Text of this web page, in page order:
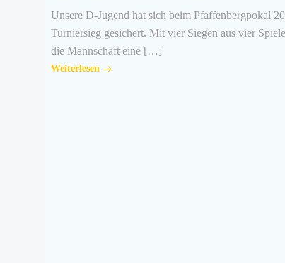
Unsere D-Jugend hat sich beim Pfaffenbergpokal
Turniersieg gesichert. Mit vier Siegen aus vier
die Mannschaft eine […]
Weiterlesen